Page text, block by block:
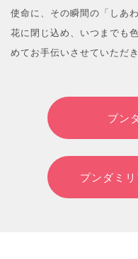
使命に、その瞬間の「しあ
花に閉じ込め、いつまでも
めてお手伝いさせていただき
プン
プンダミ